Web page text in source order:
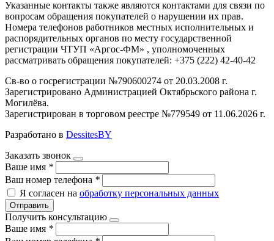
Указанные контакты также являются контактами для связи по
вопросам обращения покупателей о нарушении их прав.
Номера телефонов работников местных исполнительных и
распорядительных органов по месту государственной
регистрации ЧТУП «Аргос-ФМ» , уполномоченных
рассматривать обращения покупателей: +375 (222) 42-40-42
Св-во о госрегистрации №790600274 от 20.03.2008 г.
Зарегистрировано Администрацией Октябрьского района г.
Могилёва.
Зарегистрирован в торговом реестре №779549 от 11.06.2026 г.
Разработано в DessitesBY
Заказать звонок
Ваше имя *
Ваш номер телефона *
Я согласен на обработку персональных данных
Отправить
Получить консультацию
Ваше имя *